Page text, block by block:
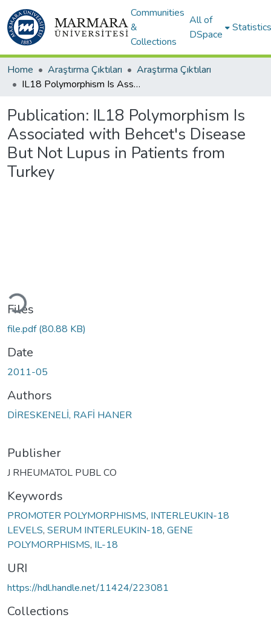
Communities
&
Collections
All of
DSpace
Statistics
Home Araştırma Çıktıları
Araştırma Çıktıları
IL18 Polymorphism Is Associated with Behcet's Disease But Not Lupus in Patients from Turkey
Publication: IL18 Polymorphism Is
Associated with Behcet's Disease
But Not Lupus in Patients from
Turkey
Files
file.pdf(80.88 KB)
Date
2011-05
Authors
DİRESKENELİ, RAFİ HANER
Publisher
J RHEUMATOL PUBL CO
Keywords
PROMOTER POLYMORPHISMS, INTERLEUKIN-18
LEVELS, SERUM INTERLEUKIN-18, GENE
POLYMORPHISMS, IL-18
URI
https://hdl.handle.net/11424/223081
Collections